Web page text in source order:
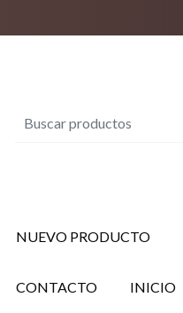
NUEVO PRODUCTO
CONTACTO INICIO